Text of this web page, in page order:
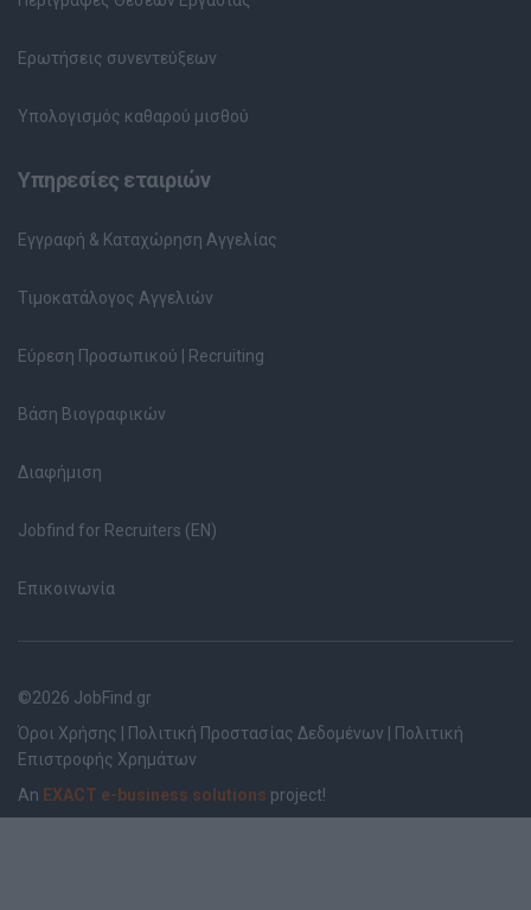
Ερωτήσεις συνεντεύξεων
Υπολογισμός καθαρού μισθού
Υπηρεσίες εταιριών
Εγγραφή & Καταχώρηση Αγγελίας
Τιμοκατάλογος Αγγελιών
Εύρεση Προσωπικού | Recruiting
Βάση Βιογραφικών
Διαφήμιση
Jobfind for Recruiters (EN)
Επικοινωνία
©2026 JobFind.gr
Όροι Χρήσης
Πολιτική Προστασίας Δεδομένων
Πολιτική
Επιστροφής Χρημάτων
An EXACT e-business solutions project!